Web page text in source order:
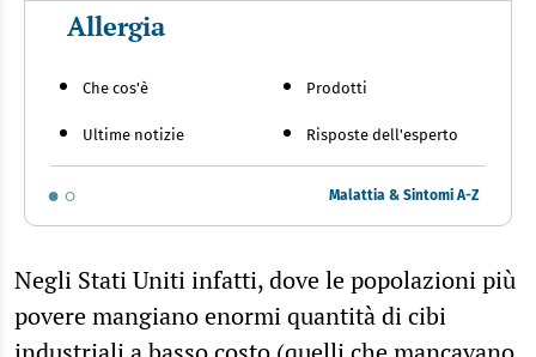
Allergia
Che cos'è
Ultime notizie
Prodotti
Risposte dell'esperto
Malattia & Sintomi A-Z
Negli Stati Uniti infatti, dove le popolazioni più
povere mangiano enormi quantità di cibi